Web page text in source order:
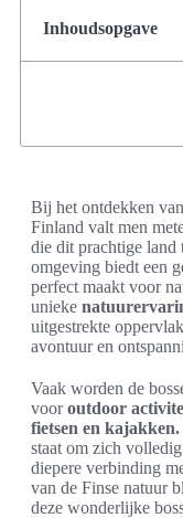
Inhoudsopgave
Bij het ontdekken
Finland valt men
die dit prachtige land
omgeving biedt een
perfect maakt voor
unieke
uitgestrekte
avontuur en
Vaak worden de
vooroutdoor
fietsen en kajakken.
staat om zich
diepere verbinding
van de Finse natuur
deze wonderlijke